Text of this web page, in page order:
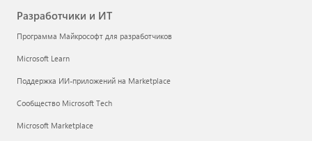
Разработчики и ИТ
Программа Майкрософт для разработчиков
Microsoft Learn
Поддержка ИИ-приложений на Marketplace
Сообщество Microsoft Tech
Microsoft Marketplace